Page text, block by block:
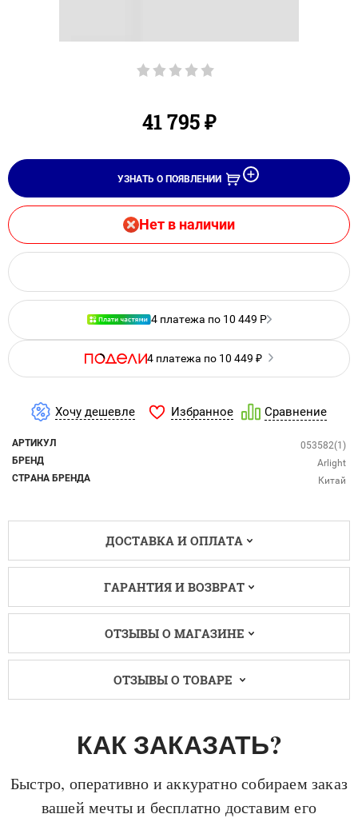
41 795₽
УЗНАТЬ О ПОЯВЛЕНИИ
Нет в наличии
4 платежа по 10 449 ₽
4 платежа по 10 449 Р
Хочу дешевле Избранное Сравнение
АРТИКУЛ
053582(1)
БРЕНД
Arlight
СТРАНА БРЕНДА
Китай
ДОСТАВКА И ОПЛАТА
ГАРАНТИЯ И ВОЗВРАТ
ОТЗЫВЫ О МАГАЗИНЕ
ОТЗЫВЫ О ТОВАРЕ
КАК ЗАКАЗАТЬ?
Быстро, оперативно и аккуратно собираем заказ
вашей мечты и бесплатно доставим его